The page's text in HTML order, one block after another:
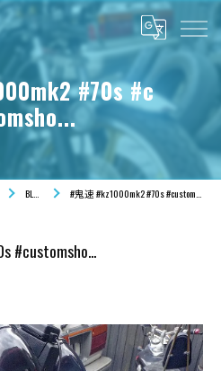
#70s #c
BLOG #鬼速 #kz1000mk2 #70s #customsho...
#customsho...